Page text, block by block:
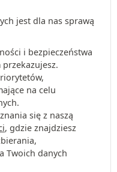
jest dla nas sprawą
i bezpieczeństwa
na celu
się z naszą
, gdzie znajdziesz
Twoich danych